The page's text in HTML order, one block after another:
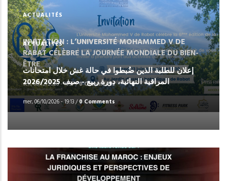
ACTUALITÉS
INVITATION : L’UNIVERSITÉ MOHAMMED V DE
RABAT CÉLÈBRE LA JOURNÉE MONDIALE ‎DU BIEN-
ÊTRE
ven, 06/12/2026 - 10:37/0 Comments
ACTUALITÉS
إعلان للطلبة الذين ضُبطوا في حالة غش خلال امتحانات
المراقية النهائية، دورة ربيع - صيف 2026/2025
mer, 06/10/2026 - 19:13/0 Comments